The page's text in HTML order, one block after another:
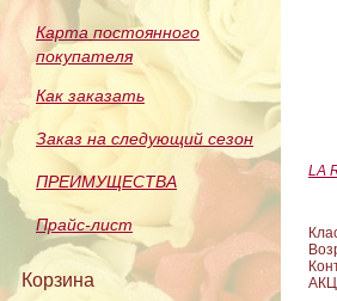
Карта постоянного
покупателя
Как заказать
Заказ на следующий сезон
ПРЕИМУЩЕСТВА
Прайс-лист
Корзина